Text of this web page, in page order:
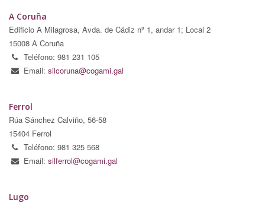
A Coruña
Edificio A Milagrosa, Avda. de Cádiz nº 1, andar 1; Local 2
15008 A Coruña
Teléfono: 981 231 105
Email: silcoruna@cogami.gal
Ferrol
Rúa Sánchez Calviño, 56-58
15404 Ferrol
Teléfono: 981 325 568
Email: silferrol@cogami.gal
Lugo